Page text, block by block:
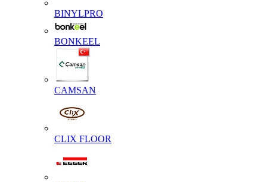
BINYLPRO
BONKEEL
CAMSAN
CLIX FLOOR